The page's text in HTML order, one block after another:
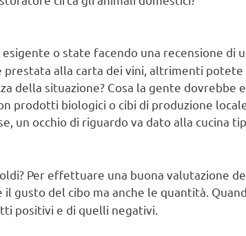
o state facendo una recensione di
prestata alla carta dei vini, altrimenti
della situazione? Cosa la gente dovrebbe
prodotti biologici o cibi di produzione
un occhio di riguardo va dato alla cucina
Per effettuare una buona valutazione
gusto del cibo ma anche le quantità.
positivi e di quelli negativi.